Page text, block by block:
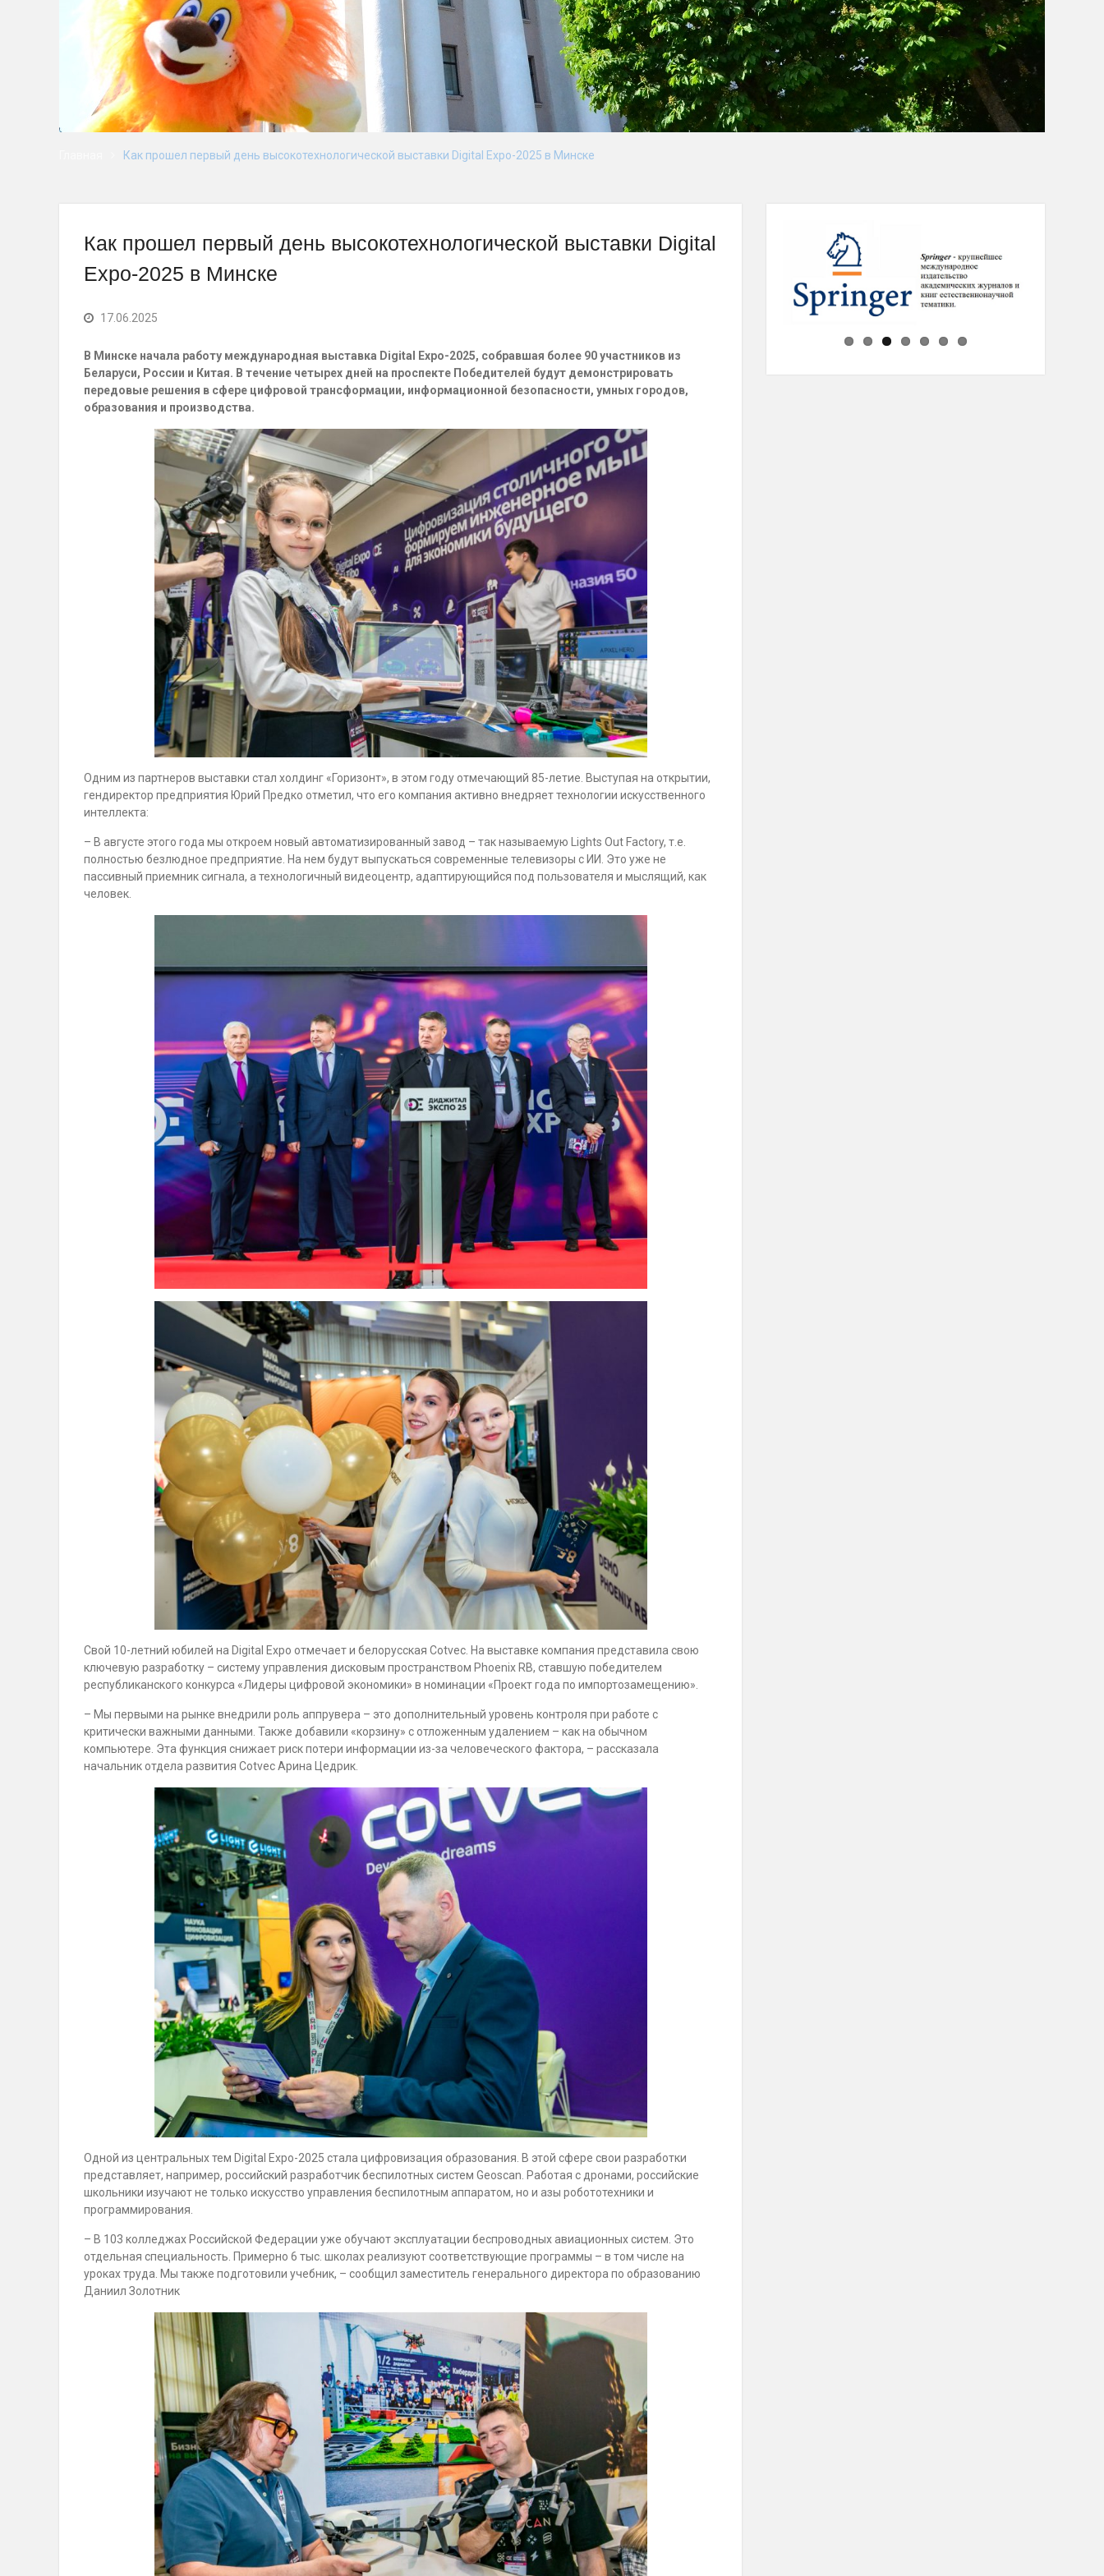
Как прошел первый день высокотехнологической выставки Digital Expo-2025 в Минске
Как прошел первый день высокотехнологической выставки Digital
Expo-2025 в Минске
17.06.2025
В Минске начала работу международная выставка Digital Expo-2025, собравшая более 90 участников из
Беларуси, России и Китая. В течение четырех дней на проспекте Победителей будут демонстрировать
передовые решения в сфере цифровой трансформации, информационной безопасности, умных городов,
образования и производства.
Одним из партнеров выставки стал холдинг «Горизонт», в этом году отмечающий 85-летие. Выступая на открытии,
гендиректор предприятия Юрий Предко отметил, что его компания активно внедряет технологии искусственного
интеллекта:
– В августе этого года мы откроем новый автоматизированный завод – так называемую Lights Out Factory, т.е.
полностью безлюдное предприятие. На нем будут выпускаться современные телевизоры с ИИ. Это уже не
пассивный приемник сигнала, а технологичный видеоцентр, адаптирующийся под пользователя и мыслящий, как
человек.
Свой 10-летний юбилей на Digital Expo отмечает и белорусская Cotvec. На выставке компания представила свою
ключевую разработку – систему управления дисковым пространством Phoenix RB, ставшую победителем
республиканского конкурса «Лидеры цифровой экономики» в номинации «Проект года по импортозамещению».
– Мы первыми на рынке внедрили роль аппрувера – это дополнительный уровень контроля при работе с
критически важными данными. Также добавили «корзину» с отложенным удалением – как на обычном
компьютере. Эта функция снижает риск потери информации из-за человеческого фактора, – рассказала
начальник отдела развития Cotvec Арина Цедрик.
Одной из центральных тем Digital Expo-2025 стала цифровизация образования. В этой сфере свои разработки
представляет, например, российский разработчик беспилотных систем Geoscan. Работая с дронами, российские
школьники изучают не только искусство управления беспилотным аппаратом, но и азы робототехники и
программирования.
– В 103 колледжах Российской Федерации уже обучают эксплуатации беспроводных авиационных систем. Это
отдельная специальность. Примерно 6 тыс. школах реализуют соответствующие программы – в том числе на
уроках труда. Мы также подготовили учебник, – сообщил заместитель генерального директора по образованию
Даниил Золотник